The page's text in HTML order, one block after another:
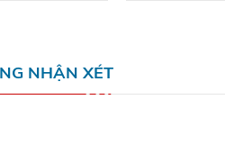
NHẬN XÉT